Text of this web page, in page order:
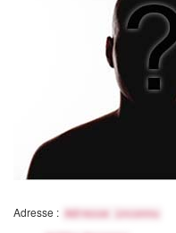
Adresse : Adresse inconnu